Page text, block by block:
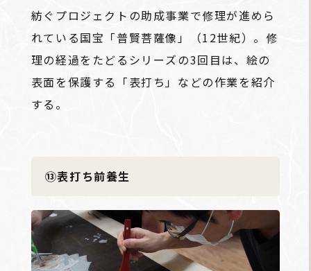
紡ぐプロジェクトの助成事業で修理が進めら
れている国宝「普賢菩薩像」（12世紀）。修
理の経過をたどるシリーズの3回目は、絵の
表面を保護する「表打ち」などの作業を紹介
する。
⑬表打ち前養生